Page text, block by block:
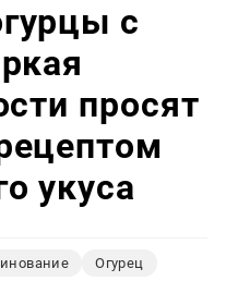
с
просят
укуса
Огурец